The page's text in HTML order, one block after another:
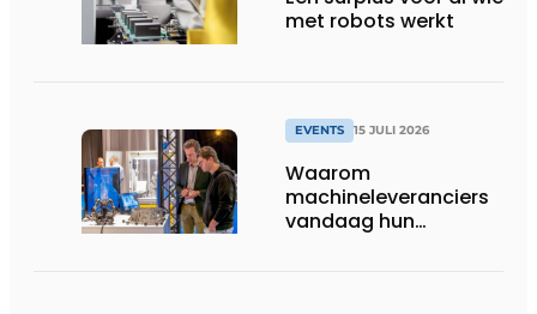
met robots werkt
EVENTS 15 JULI 2026
Waarom
machineleveranciers
vandaag hun